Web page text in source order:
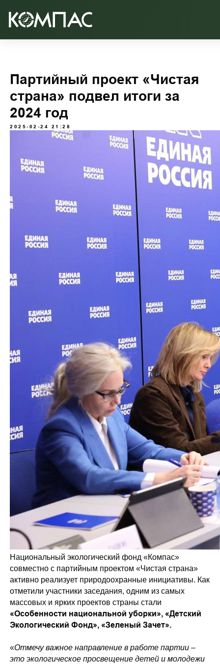
Партийный проект «Чистая
страна» подвел итоги за
2024 год
2025-02-24 21:28
Национальный экологический фонд «Компас»
совместно с партийным проектом «Чистая страна»
активно реализует природоохранные инициативы. Как
отметили участники заседания, одним из самых
массовых и ярких проектов страны стали
«Особенности национальной уборки», «Детский
Экологический Фонд», «Зеленый Зачет».
«Отмечу важное направление в работе партии –
это экологическое просвещение детей и молодежи